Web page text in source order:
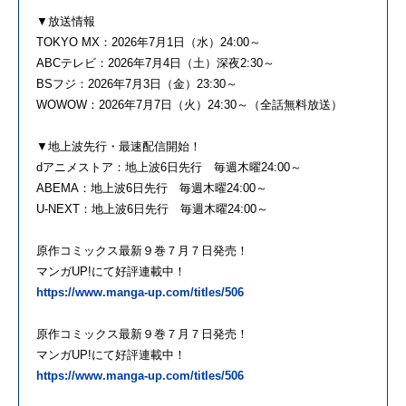
▼放送情報
TOKYO MX：2026年7月1日（水）24:00～
ABCテレビ：2026年7月4日（土）深夜2:30～
BSフジ：2026年7月3日（金）23:30～
WOWOW：2026年7月7日（火）24:30～（全話無料放送）
▼地上波先行・最速配信開始！
dアニメストア：地上波6日先行 毎週木曜24:00～
ABEMA：地上波6日先行 毎週木曜24:00～
U-NEXT：地上波6日先行 毎週木曜24:00～
原作コミックス最新９巻７月７日発売！
マンガUP!にて好評連載中！
https://www.manga-up.com/titles/506
原作コミックス最新９巻７月７日発売！
マンガUP!にて好評連載中！
https://www.manga-up.com/titles/506